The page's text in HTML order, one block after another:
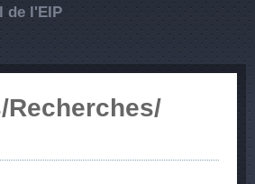
de l'EIP
Recherches/